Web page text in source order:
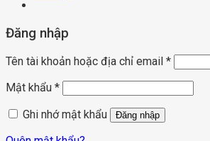
Đăng nhập
Tên tài khoản hoặc địa chỉ email *
Mật khẩu *
Ghi nhớ mật khẩu
Đăng nhập